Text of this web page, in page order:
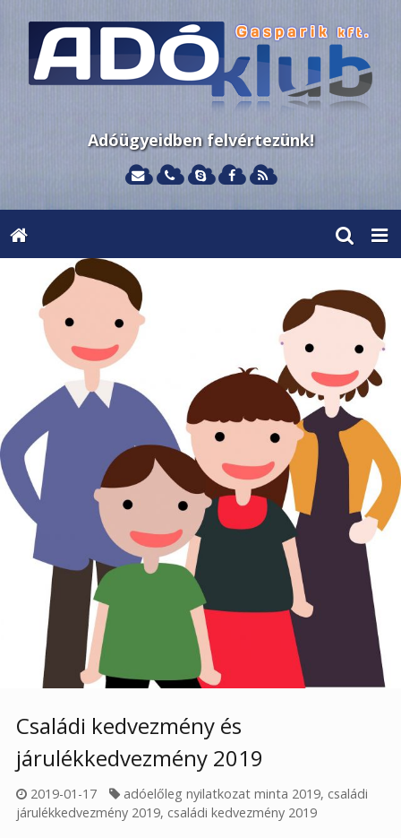
Adóügyeidben felvértezünk!
Családi kedvezmény és
járulékkedvezmény 2019
2019-01-17 adóelőleg nyilatkozat minta 2019, családi
járulékkedvezmény 2019, családi kedvezmény 2019